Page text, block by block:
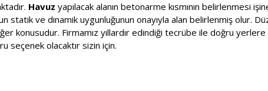
Havuz yapılacak alanın betonarme kısmının belirlenmesi
statik ve dinamik uygunluğunun onayıyla alan belirlenmiş olur.
konusudur. Firmamız yıllardır edindiği tecrübe ile doğru
seçenek olacaktır sizin için.